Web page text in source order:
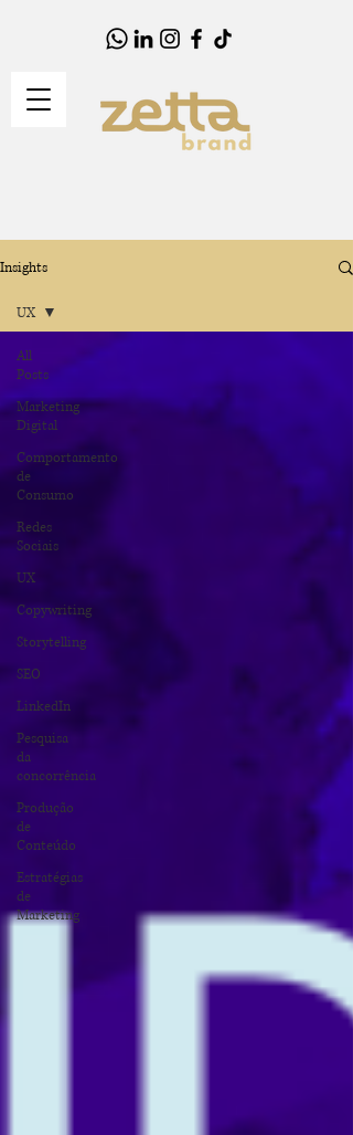
Insights
All
Posts
Marketing
Digital
Comportamento
de
Consumo
Redes
Sociais
UX
Copywriting
Storytelling
SEO
LinkedIn
Pesquisa
da
concorrência
Produção
de
Conteúdo
Estratégias
de
Marketing
UX